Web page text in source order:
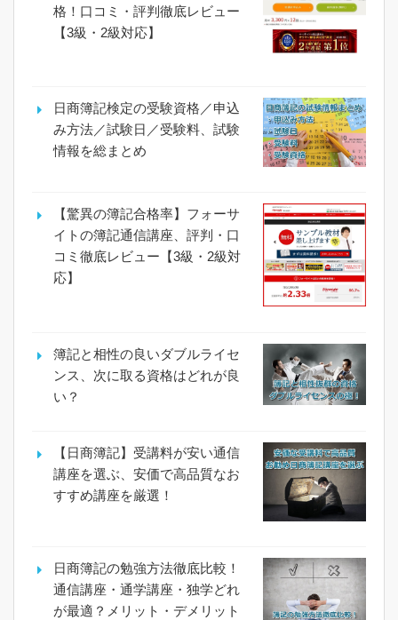
格！口コミ・評判徹底レビュー
【3級・2級対応】
日商簿記検定の受験資格／申込
み方法／試験日／受験料、試験
情報を総まとめ
【驚異の簿記合格率】フォーサ
イトの簿記通信講座、評判・口
コミ徹底レビュー【3級・2級対
応】
簿記と相性の良いダブルライセ
ンス、次に取る資格はどれが良
い？
【日商簿記】受講料が安い通信
講座を選ぶ、安価で高品質なお
すすめ講座を厳選！
日商簿記の勉強方法徹底比較！
通信講座・通学講座・独学どれ
が最適？メリット・デメリット